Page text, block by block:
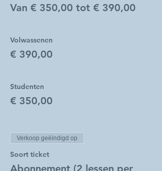
Van € 350,00 tot € 390,00
Volwassenen
€ 390,00
Studenten
€ 350,00
Verkoop geëindigd op
Soort ticket
Abonnement (2 lessen per